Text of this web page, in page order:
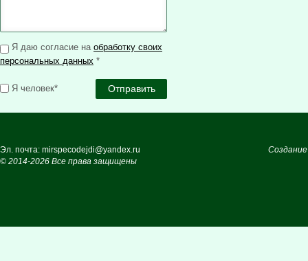
Я даю согласие на обработку своих
персональных данных *
Я человек*
Эл. почта: mirspecodejdi@yandex.ru
© 2014-2026 Все права защищены